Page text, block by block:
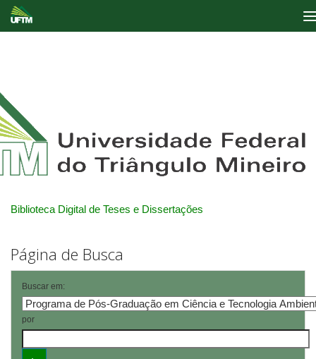
Biblioteca Digital de Teses e Dissertações
Página de Busca
Buscar em:
por